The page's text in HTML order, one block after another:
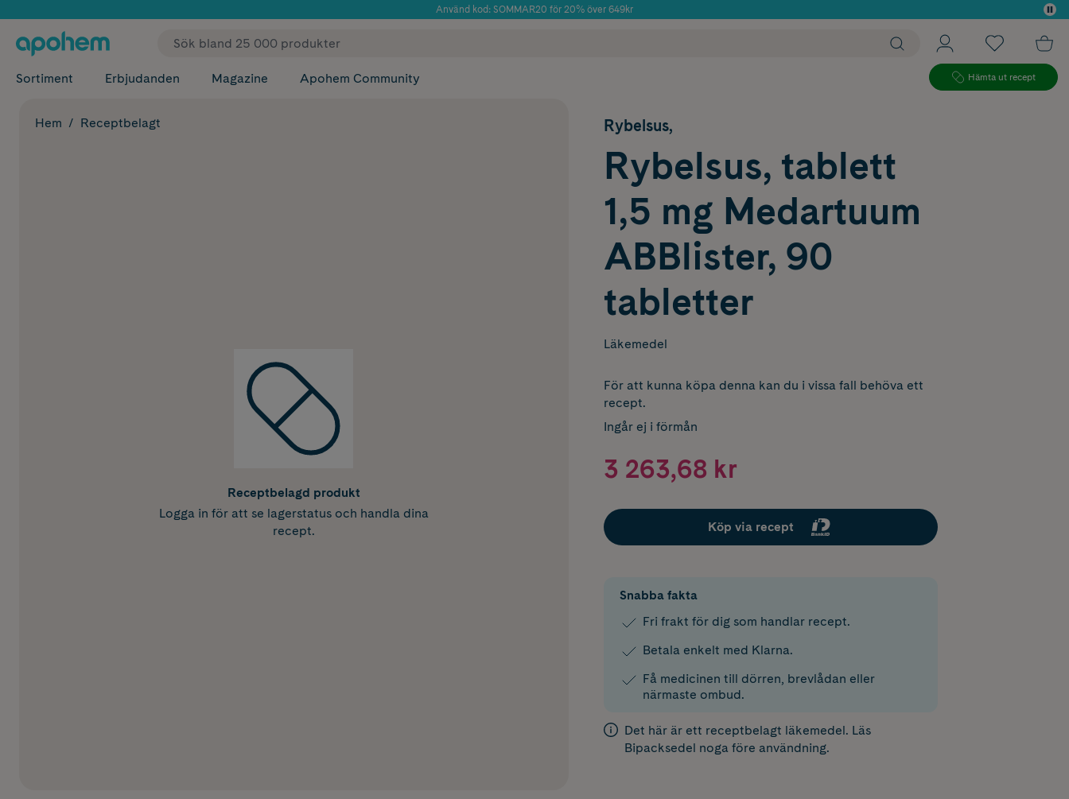
Använd kod: SOMMAR20 för 20% över 649kr
✓ Fri frakt
Sortiment Erbjudanden Magazine Apohem Community Hämta ut recept
Hem Receptbelagt
Receptbelagd produkt
Logga in för att se lagerstatus och handla dina
recept.
Rybelsus,
Rybelsus, tablett
1,5 mg Medartuum
ABBlister, 90
tabletter
Läkemedel
För att kunna köpa denna kan du i vissa fall behöva ett
recept.
Ingår ej i förmån
3 263,68 kr
Köp via recept
Snabba fakta
Fri frakt för dig som handlar recept.
Betala enkelt med Klarna.
Få medicinen till dörren, brevlådan eller
närmaste ombud.
Det här är ett receptbelagt läkemedel. Läs
Bipacksedel noga före användning.